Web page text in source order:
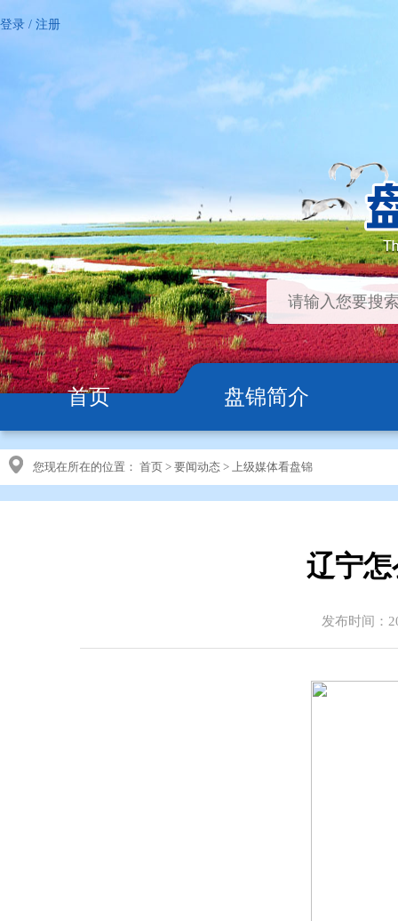
登录 / 注册
首页 盘锦简介
您现在所在的位置： 首页 > 要闻动态 > 上级媒体看盘锦
辽宁
发布时间：